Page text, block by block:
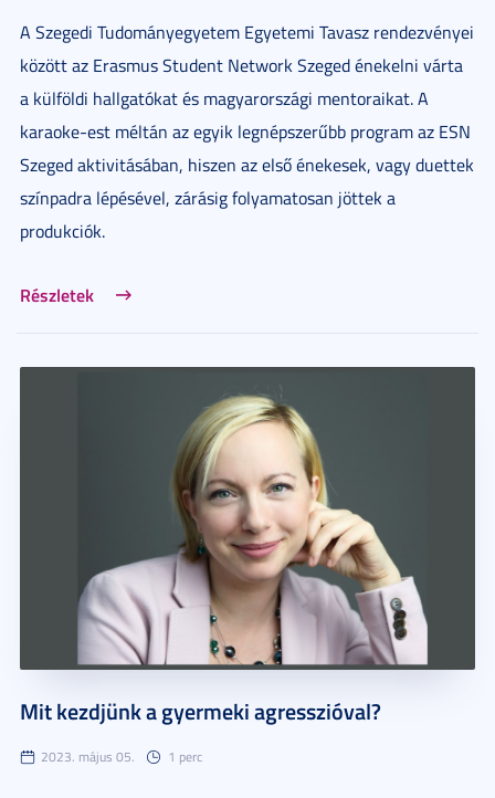
A Szegedi Tudományegyetem Egyetemi Tavasz rendezvényei
között az Erasmus Student Network Szeged énekelni várta
a külföldi hallgatókat és magyarországi mentoraikat. A
karaoke-est méltán az egyik legnépszerűbb program az ESN
Szeged aktivitásában, hiszen az első énekesek, vagy duettek
színpadra lépésével, zárásig folyamatosan jöttek a
produkciók.
Részletek
Mit kezdjünk a gyermeki agresszióval?
2023. május 05. 1 perc